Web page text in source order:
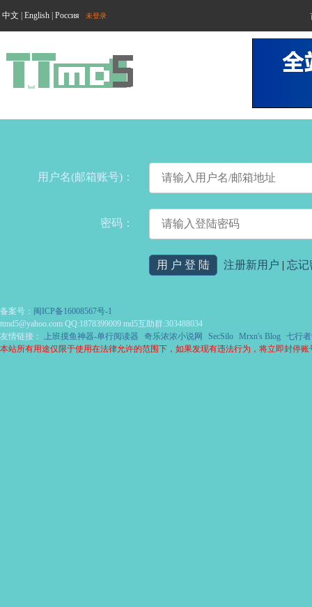
中文 English Россия 未登录
用户名(邮箱账号)：
密码：
注册新用户 | 忘记
备案号： 闽ICP备16008567号-1
ttmd5@yahoo.com QQ:1878399009 md5互助群:303488034
友情链接：
上班摸鱼神器-单行阅读器 奇乐浓浓小说网 SecSilo Mrxn's Blog 七行
本站所有用途仅限于使用在法律允许的范围下，如果发现有违法行为，将立即封停账